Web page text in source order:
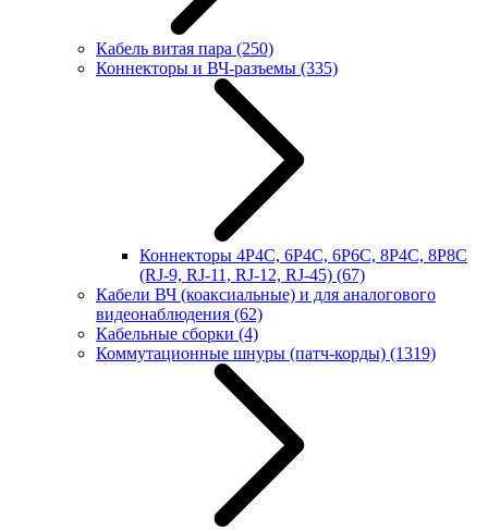
Кабель витая пара (250)
Коннекторы и ВЧ-разъемы (335)
Коннекторы 4P4C, 6P4C, 6P6C, 8P4C, 8P8C
(RJ-9, RJ-11, RJ-12, RJ-45) (67)
Кабели ВЧ (коаксиальные) и для аналогового
видеонаблюдения (62)
Кабельные сборки (4)
Коммутационные шнуры (патч-корды) (1319)